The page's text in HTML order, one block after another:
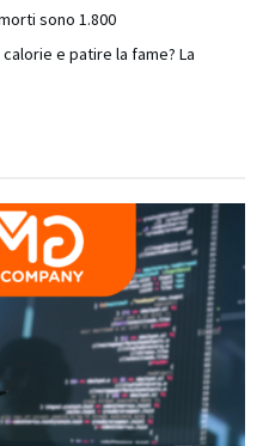
sono 1.800
e patire la fame? La